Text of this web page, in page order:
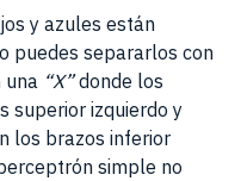
y azules están
puedes separarlos con
una “X”donde los
superior izquierdo y
los brazos inferior
simple no